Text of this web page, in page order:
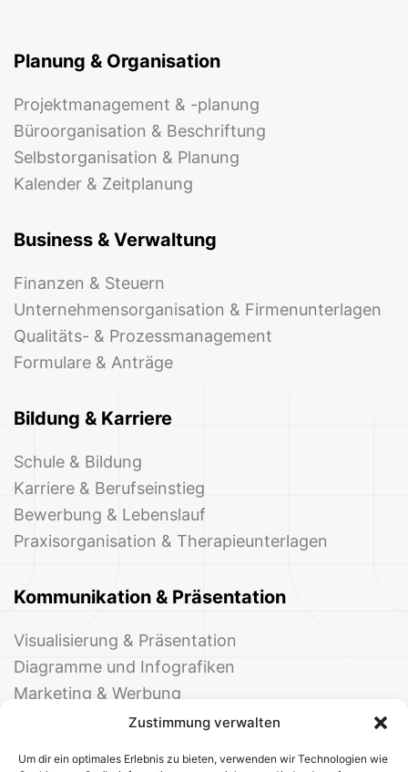
Zustimmung verwalten
Um dir ein optimales Erlebnis zu bieten, verwenden wir Technologien wie
Planung & Organisation
Projektmanagement & -planung
Büroorganisation & Beschriftung
Selbstorganisation & Planung
Kalender & Zeitplanung
Business & Verwaltung
Finanzen & Steuern
Unternehmensorganisation & Firmenunterlagen
Qualitäts- & Prozessmanagement
Formulare & Anträge
Bildung & Karriere
Schule & Bildung
Karriere & Berufseinstieg
Bewerbung & Lebenslauf
Praxisorganisation & Therapieunterlagen
Kommunikation & Präsentation
Visualisierung & Präsentation
Diagramme und Infografiken
Marketing & Werbung
Events & Einladungen